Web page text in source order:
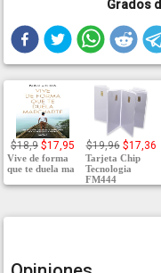
Grados
$18,9 $17,95
Vive de forma
que te duela ma
$19,96 $17,36
Tarjeta Chip
Tecnologia
FM444